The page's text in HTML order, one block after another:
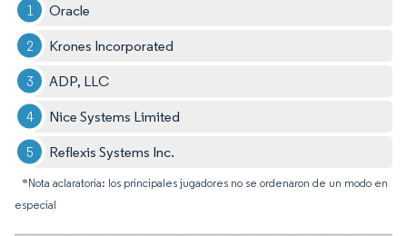
Oracle
Krones Incorporated
ADP, LLC
Nice Systems Limited
Reflexis Systems Inc.
*Nota aclaratoria: los principales jugadores no se ordenaron de un modo en
especial